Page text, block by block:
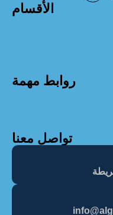
الأقسام
روابط مهمة
تواصل معنا